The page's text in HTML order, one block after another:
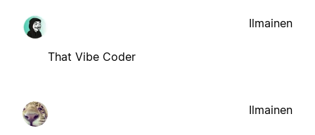
That Vibe Coder
Ilmainen
Ilmainen